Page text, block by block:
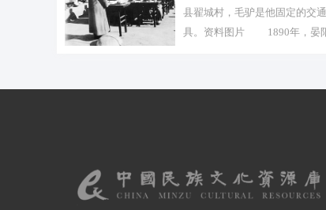
县翟城村，毛驴是他固定的交
具。资料图片 1890年，晏